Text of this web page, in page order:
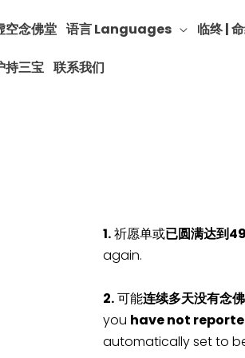
空念佛堂 语言 Languages 临终 |
持三宝 联系我们
1.祈愿单或已圆满达到
again.
2.可能连续多天没有念
you have not
automatically set to